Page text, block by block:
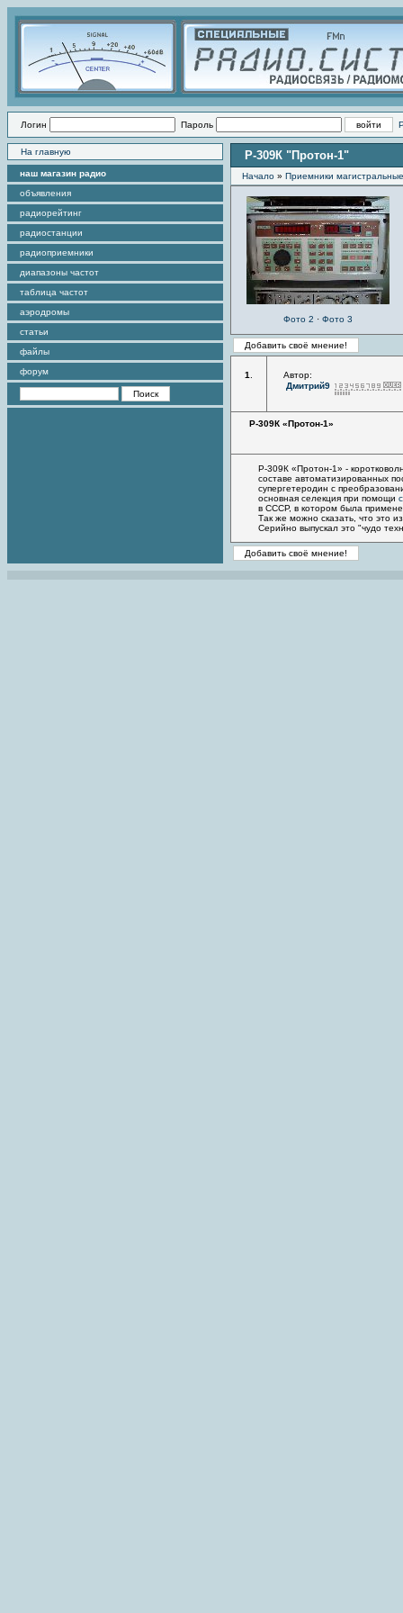
Логин Пароль
На главную
наш магазин радио
объявления
радиорейтинг
радиостанции
радиоприемники
диапазоны частот
таблица частот
аэродромы
статьи
файлы
форум
Р-309К "Протон-1"
Начало » Приемники
Фото 2 · Фото 3
1
Автор:
Дмитрий9
Р-309К «Протон-1»
Р-309К «Протон-1» -
составе автоматизированных
супергетеродин с
основная селекция при помощи
в СССР, в котором была
Так же можно сказать, что это
Серийно выпускал это "чудо